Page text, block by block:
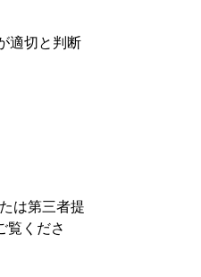
適切と判断
は第三者提
覧くださ